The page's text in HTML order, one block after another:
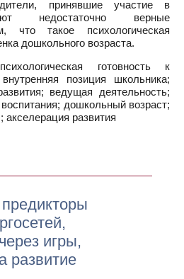
принявшие участие в
недостаточно верные
что такое психологическая
дошкольного возраста.
готовность к
позиция школьника;
ведущая деятельность;
дошкольный возраст;
развития
игры,
развитие